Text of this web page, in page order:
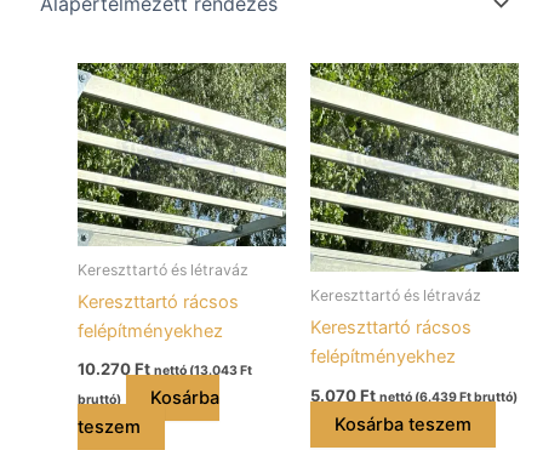
Kereszttartó és létraváz
Kereszttartó rácsos
felépítményekhez
10.270Ft nettó (13.043 Ft
bruttó)
Kosárba
teszem
Kereszttartó és létraváz
Kereszttartó rácsos
felépítményekhez
5.070Ft nettó (6.439Ftbruttó)
Kosárba teszem